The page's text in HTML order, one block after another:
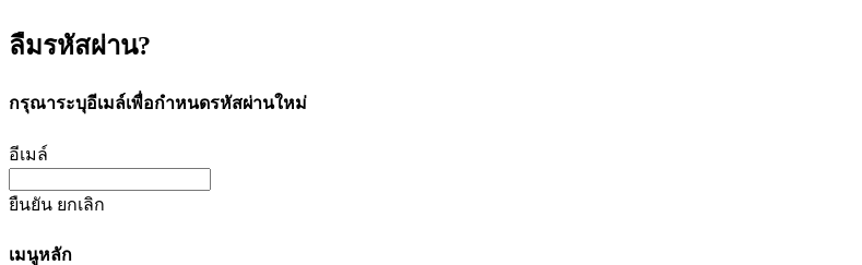
ลืมรหัสผ่าน?
กรุณาระบุอีเมล์เพื่อกำหนดรหัสผ่านใหม่
อีเมล์
ยืนยัน ยกเลิก
เมนูหลัก